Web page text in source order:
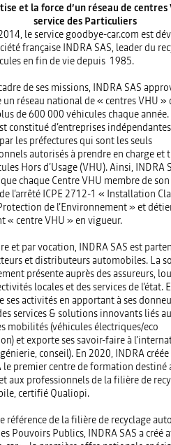
et la force d’un réseau de centres
service des Particuliers
le service goodbye-car.com est
française INDRA SAS, leader du
en fin de vie depuis 1985.
de ses missions, INDRA SAS
un réseau national de « centres VHU »
de 600 000 véhicules chaque année.
constitué d’entreprises
les préfectures qui sont les seuls
autorisés à prendre en charge et
Hors d’Usage (VHU). Ainsi, INDRA
chaque Centre VHU membre de son
l’arrêté ICPE 2712-1 « Installation
de l’Environnement » et
« centre VHU » en vigueur.
et par vocation, INDRA SAS est
et distributeurs automobiles. La
présente auprès des assureurs,
locales et des services de l’état.
ses activités en apportant à ses
services & solutions innovants liés
mobilités (véhicules électriques/eco
et exporte ses savoir-faire à
conseil). En 2020, INDRA créée
le premier centre de formation destiné
aux professionnels de la filière de
certifié Qualiopi.
référence de la filière de recyclage
Pouvoirs Publics, INDRA SAS a créé